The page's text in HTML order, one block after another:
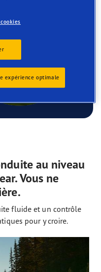
au niveau
Vous ne
fluide et un contrôle
pour y croire.
expérience optimale